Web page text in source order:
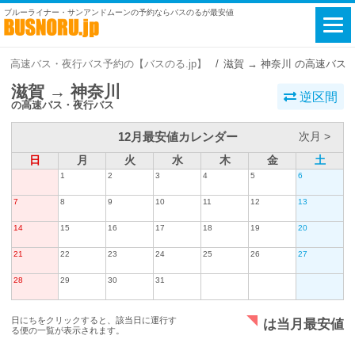
ブルーライナー・サンアンドムーンの予約ならバスのるが最安値
高速バス・夜行バス予約の【バスのる.jp】 滋賀 → 神奈川 の高速バス
滋賀 → 神奈川
の高速バス・夜行バス
逆区間
12月最安値カレンダー
次月 >
日
月 火 水 木 金 土
1 2 3 4 5 6
7 8 9 10 11 12 13
14 15 16 17 18 19 20
21 22 23 24 25 26 27
28 29 30 31
日にちをクリックすると、該当日に運行す
る便の一覧が表示されます。
は当月最安値